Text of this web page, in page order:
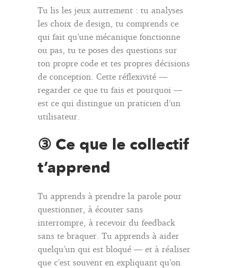
Tu lis les jeux autrement : tu analyses
les choix de design, tu comprends ce
qui fait qu’une mécanique fonctionne
ou pas, tu te poses des questions sur
ton propre code et tes propres décisions
de conception. Cette réflexivité —
regarder ce que tu fais et pourquoi —
est ce qui distingue un praticien d’un
utilisateur.
③ Ce que le collectif
t’apprend
Tu apprends à prendre la parole pour
questionner, à écouter sans
interrompre, à recevoir du feedback
sans te braquer. Tu apprends à aider
quelqu’un qui est bloqué — et à réaliser
que c’est souvent en expliquant qu’on